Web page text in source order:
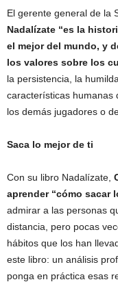
El gerente general de la
Nadalízate “es la
el mejor del mundo, y
los valores sobre los
la persistencia, la
características humanas
los demás jugadores o
Saca lo mejor de ti
Con su libro Nadalízate,
aprender “cómo sacar
admirar a las personas
distancia, pero pocas
hábitos que los han
este libro: un análisis
ponga en práctica esas